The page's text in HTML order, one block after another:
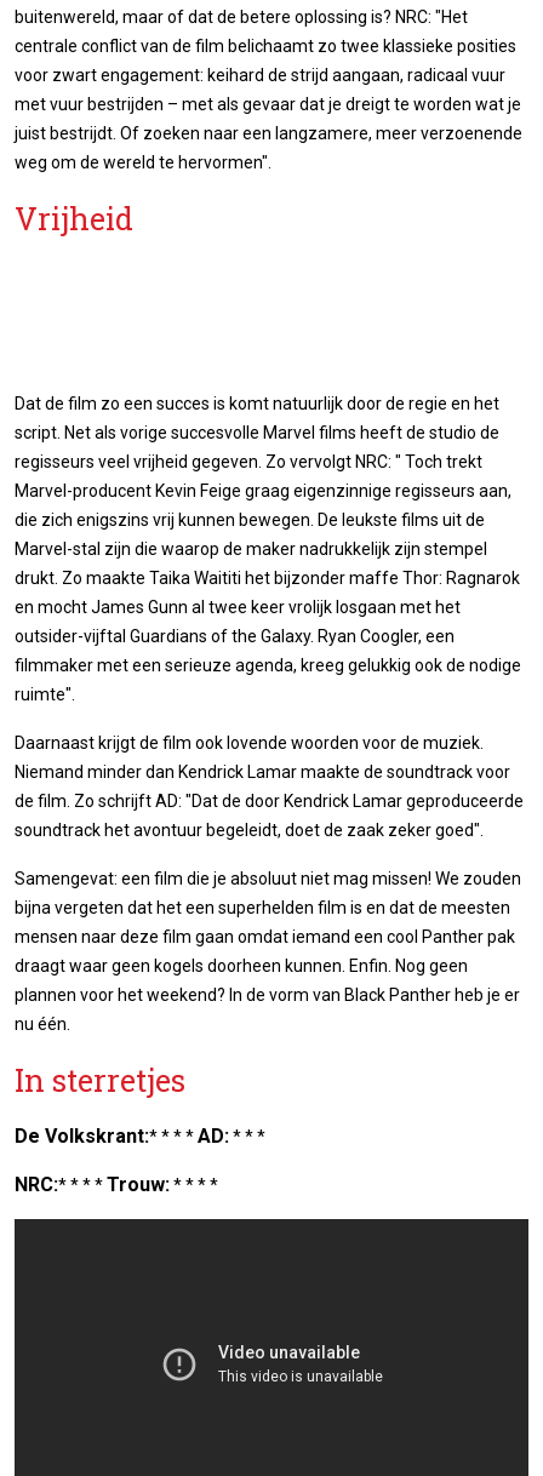
buitenwereld, maar of dat de betere oplossing is? NRC: "Het
centrale conflict van de film belichaamt zo twee klassieke posities
voor zwart engagement: keihard de strijd aangaan, radicaal vuur
met vuur bestrijden – met als gevaar dat je dreigt te worden wat je
juist bestrijdt. Of zoeken naar een langzamere, meer verzoenende
weg om de wereld te hervormen".
Vrijheid
Dat de film zo een succes is komt natuurlijk door de regie en het
script. Net als vorige succesvolle Marvel films heeft de studio de
regisseurs veel vrijheid gegeven. Zo vervolgt NRC: " Toch trekt
Marvel-producent Kevin Feige graag eigenzinnige regisseurs aan,
die zich enigszins vrij kunnen bewegen. De leukste films uit de
Marvel-stal zijn die waarop de maker nadrukkelijk zijn stempel
drukt. Zo maakte Taika Waititi het bijzonder maffe Thor: Ragnarok
en mocht James Gunn al twee keer vrolijk losgaan met het
outsider-vijftal Guardians of the Galaxy. Ryan Coogler, een
filmmaker met een serieuze agenda, kreeg gelukkig ook de nodige
ruimte".
Daarnaast krijgt de film ook lovende woorden voor de muziek.
Niemand minder dan Kendrick Lamar maakte de soundtrack voor
de film. Zo schrijft AD: "Dat de door Kendrick Lamar geproduceerde
soundtrack het avontuur begeleidt, doet de zaak zeker goed".
Samengevat: een film die je absoluut niet mag missen! We zouden
bijna vergeten dat het een superhelden film is en dat de meesten
mensen naar deze film gaan omdat iemand een cool Panther pak
draagt waar geen kogels doorheen kunnen. Enfin. Nog geen
plannen voor het weekend? In de vorm van Black Panther heb je er
nu één.
In sterretjes
De Volkskrant:* * * *AD:* * *
NRC:* * * *Trouw:* * * *